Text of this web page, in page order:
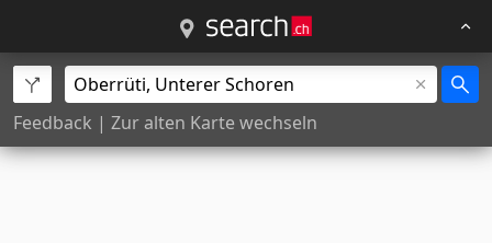
Feedback | Zur alten Karte wechseln